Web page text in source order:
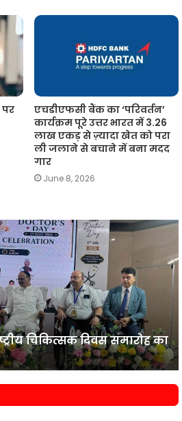
एचडीएफसी बैंक का ‘परिवर्तन’
कार्यक्रम पूरे उत्तर भारत में 3.26
लाख एकड़ से ज़्यादा खेत को परा
ली जलाने से बचाने में बना मदद
गार
June 8, 2026
चिकित्सक दिवस समारोह का